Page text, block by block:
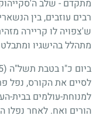
מתקדם - שלב
רבים עוזבים, בין
ש'צפויה לו קריירה
מתהלל בהישגיו ומתבלט
ביום כ"ו בטבת תשל"ה (9.1.1975)
לסיים את הקורס, נפל
למנוחת-עולמים בבית-
הורים ואח. לאחר נפלו